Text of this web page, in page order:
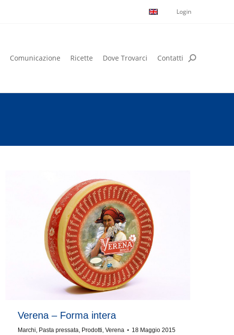
Login
Comunicazione Ricette Dove Trovarci Contatti
Verena – Forma intera
Marchi, Pasta pressata, Prodotti, Verena 18 Maggio 2015